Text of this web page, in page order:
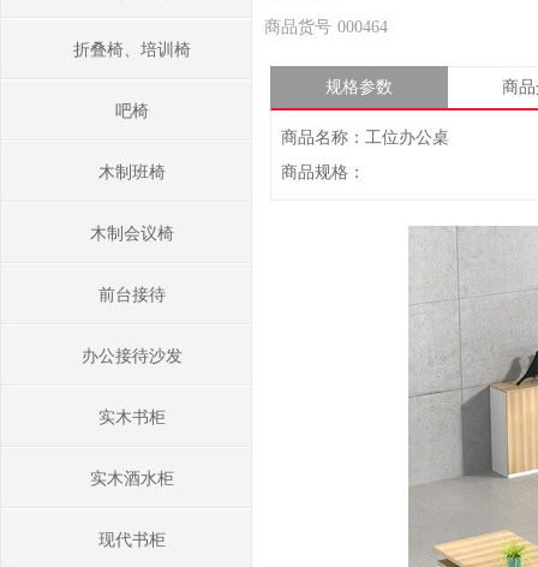
折叠椅、培训椅
吧椅
木制班椅
木制会议椅
前台接待
办公接待沙发
实木书柜
实木酒水柜
现代书柜
商品货号 000464
规格参数 商
商品名称：工位办公桌
商品规格：